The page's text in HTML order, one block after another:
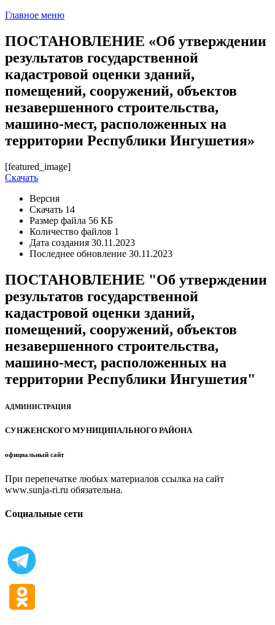
Главное меню
ПОСТАНОВЛЕНИЕ «Об утверждении
результатов государственной
кадастровой оценки зданий,
помещений, сооружений, объектов
незавершенного строительства,
машино-мест, расположенных на
территории Республики Ингушетия»
[featured_image]
Скачать
Версия
Скачать 14
Размер файла 56 КБ
Количество файлов 1
Дата создания 30.11.2023
Последнее обновление 30.11.2023
ПОСТАНОВЛЕНИЕ "Об утверждении
результатов государственной
кадастровой оценки зданий,
помещений, сооружений, объектов
незавершенного строительства,
машино-мест, расположенных на
территории Республики Ингушетия"
АДМИНИСТРАЦИЯ
СУНЖЕНСКОГО МУНИЦИПАЛЬНОГО РАЙОНА
официальный сайт
При перепечатке любых материалов ссылка на сайт
www.sunja-ri.ru обязательна.
Социальные сети